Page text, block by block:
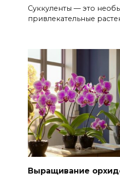
Суккуленты — это
привлекательные
Выращивание